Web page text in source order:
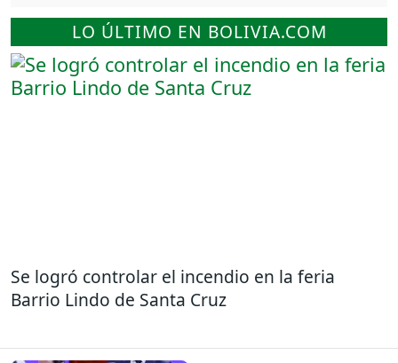
LO ÚLTIMO EN BOLIVIA.COM
Se logró controlar el incendio en la feria
Barrio Lindo de Santa Cruz